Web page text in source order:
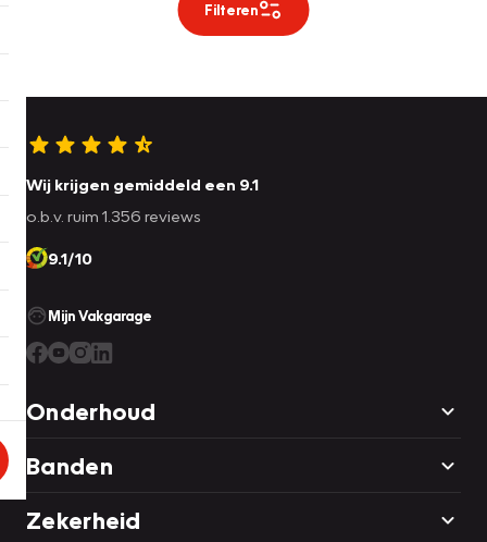
Filteren
Wij krijgen gemiddeld een 9.1
o.b.v. ruim 1.356 reviews
9.1/10
Mijn Vakgarage
Onderhoud
Banden
Zekerheid